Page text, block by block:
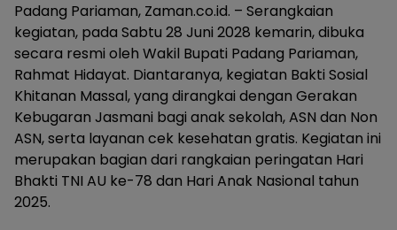
Padang Pariaman, Zaman.co.id. – Serangkaian
kegiatan, pada Sabtu 28 Juni 2028 kemarin, dibuka
secara resmi oleh Wakil Bupati Padang Pariaman,
Rahmat Hidayat. Diantaranya, kegiatan Bakti Sosial
Khitanan Massal, yang dirangkai dengan Gerakan
Kebugaran Jasmani bagi anak sekolah, ASN dan Non
ASN, serta layanan cek kesehatan gratis. Kegiatan ini
merupakan bagian dari rangkaian peringatan Hari
Bhakti TNI AU ke-78 dan Hari Anak Nasional tahun
2025.